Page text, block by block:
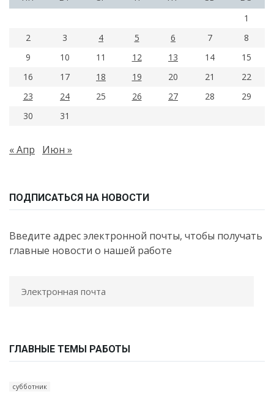
1
2
3 4 5 6 7
8
9
10 11 12 13 14
15
16
17 18 19 20 21
22
23
24 25 26 27 28
29
30
31
« Апр Июн »
ПОДПИСАТЬСЯ НА НОВОСТИ
Введите адрес электронной почты, чтобы получать
главные новости о нашей работе
ГЛАВНЫЕ ТЕМЫ РАБОТЫ
субботник